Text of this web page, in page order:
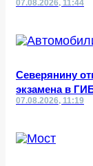
07.08.2026, 11:44
Северянину
экзамена в
07.08.2026, 11:19